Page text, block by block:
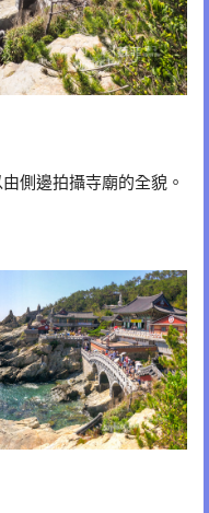
側邊拍攝寺廟的全貌。